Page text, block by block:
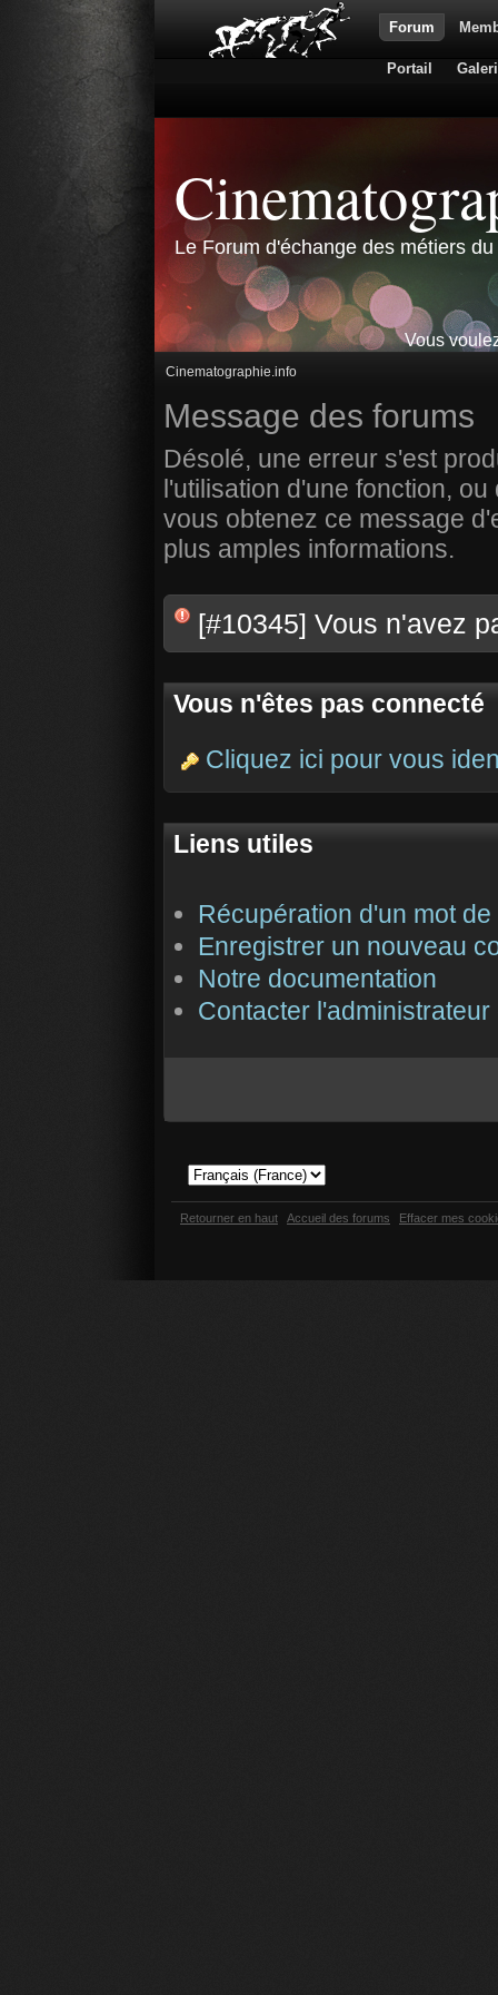
Forum
Portail
Le Forum d'échange des métiers
Vous
Cinematographie.info
Message des forums
Désolé, une erreur s'est
l'utilisation d'une fonction,
vous obtenez ce message
plus amples informations.
[#10345] Vous n'avez
Vous n'êtes pas connecté
Cliquez ici pour vous
Liens utiles
Récupération d'un mot
Enregistrer un nouveau
Notre documentation
Contacter
Retourner en haut Accueil des forums Effacer mes